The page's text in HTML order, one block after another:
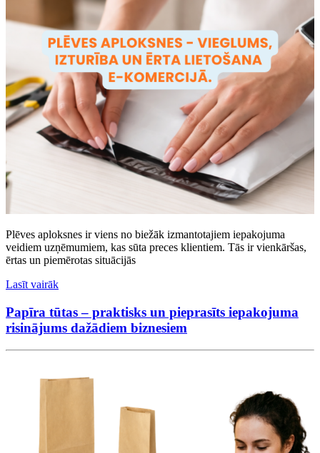
Plēves aploksnes ir viens no biežāk izmantotajiem iepakojuma
veidiem uzņēmumiem, kas sūta preces klientiem. Tās ir vienkāršas,
ērtas un piemērotas situācijās
Lasīt vairāk
Papīra tūtas – praktisks un pieprasīts iepakojuma
risinājums dažādiem biznesiem